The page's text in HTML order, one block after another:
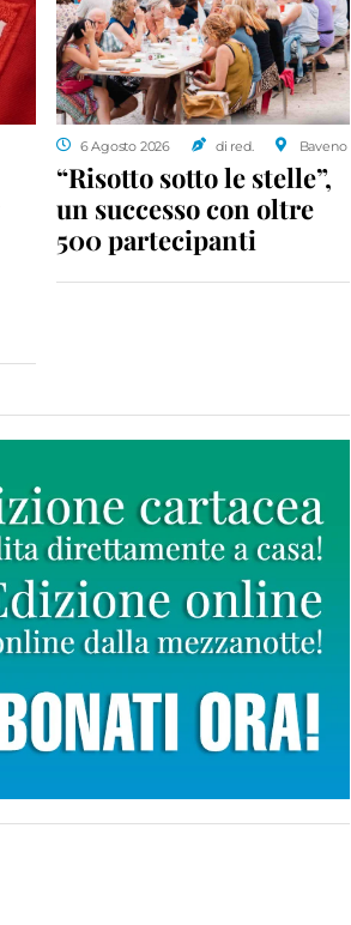
6 Agosto 2026 di red. Baveno
“Risotto sotto le stelle”,
un successo con oltre
500 partecipanti